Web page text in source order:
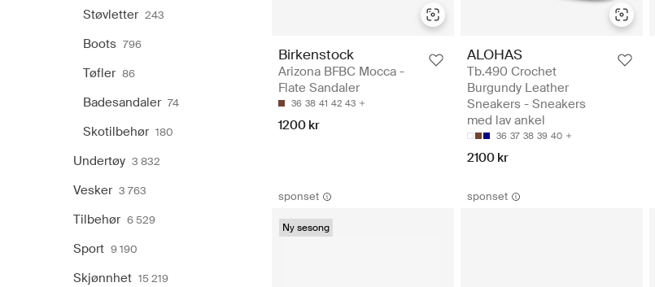
Støvletter 243
Boots 796
Tøfler 86
Badesandaler 74
Skotilbehør 180
Undertøy 3 832
Vesker 3 763
Tilbehør 6 529
Sport 9 190
Skjønnhet 15 219
Birkenstock
Arizona BFBC Mocca -
Flate Sandaler
36 38 41 42 43
1200 kr
ALOHAS
Tb.490 Crochet
Burgundy Leather
Sneakers - Sneakers
med lav ankel
36 37 38 39 40
2100 kr
sponset
Ny sesong
sponset